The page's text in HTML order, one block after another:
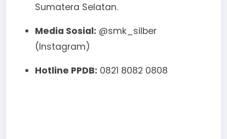
Sumatera Selatan.
Media Sosial: @smk_silber
(Instagram)
Hotline PPDB: 0821 8082 0808